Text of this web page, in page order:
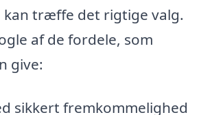
kan træffe det rigtige valg.
af de fordele, som
give:
sikkert fremkommelighed